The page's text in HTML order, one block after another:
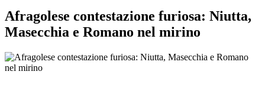
Afragolese contestazione furiosa: Niutta,
Masecchia e Romano nel mirino